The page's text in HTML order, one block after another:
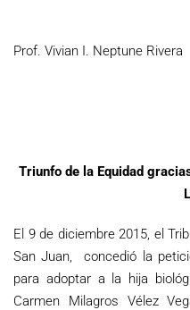
Prof. Vivian I. Neptune Rivera
Triunfo de la Equidad
El 9 de diciembre 2015, el
San Juan, concedió la
para adoptar a la hija
Carmen Milagros Vélez